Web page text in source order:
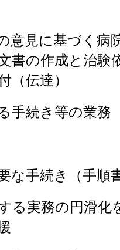
意見に基づく病
書の作成と治験
（伝達）
手続き等の業務
な手続き（手順
る実務の円滑化